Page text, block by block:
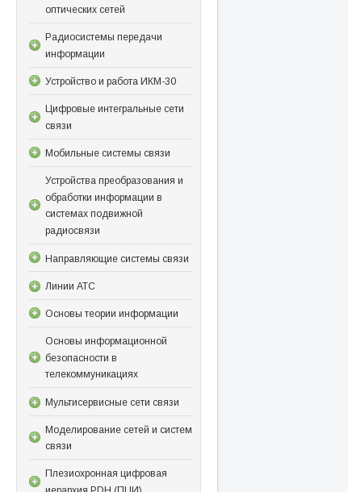
оптических сетей
Радиосистемы передачи
информации
Устройство и работа ИКМ-30
Цифровые интегральные сети
связи
Мобильные системы связи
Устройства преобразования и
обработки информации в
системах подвижной
радиосвязи
Направляющие системы связи
Линии АТС
Основы теории информации
Основы информационной
безопасности в
телекоммуникациях
Мультисервисные сети связи
Моделирование сетей и систем
связи
Плезиохронная цифровая